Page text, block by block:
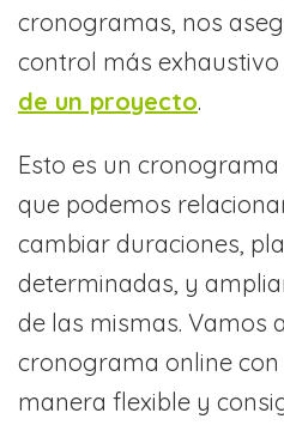
cronogramas, nos
control más exhaustivo
de un proyecto.
Esto es un
que podemos
cambiar duraciones,
determinadas, y
de las mismas. Vamos
cronograma online
manera flexible y